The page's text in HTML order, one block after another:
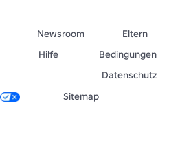
Newsroom
Eltern
Hilfe
Bedingungen
Datenschutz
Sitemap